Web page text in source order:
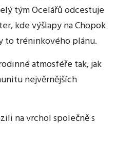
tým Ocelářů odcestuje
kde výšlapy na Chopok
to tréninkového plánu.
atmosféře tak, jak
nejvěrnějších
na vrchol společně s